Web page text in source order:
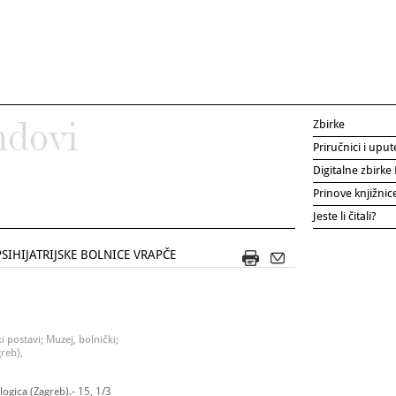
BOLNICE VRAPČE
postavi; Muzej, bolnički;
(Zagreb).- 15, 1/3
Zbirke
Priručnici i
Digitalne zbirke
Prinove
Jeste li čitali?